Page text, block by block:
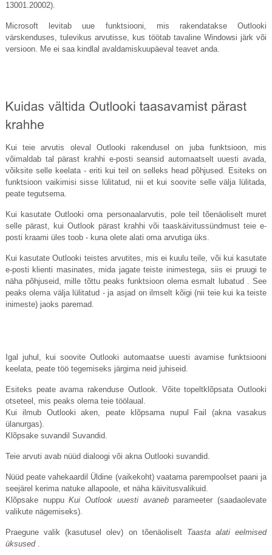
13001.20002).
Microsoft levitab uue funktsiooni, mis rakendatakse Outlooki
värskenduses, tulevikus arvutisse, kus töötab tavaline Windowsi järk või
versioon. Me ei saa kindlal avaldamiskuupäeval teavet anda.
Kui teie arvutis oleval Outlooki rakendusel on juba funktsioon, mis
võimaldab tal pärast krahhi e-posti seansid automaatselt uuesti avada,
võiksite selle keelata - eriti kui teil on selleks head põhjused. Esiteks on
funktsioon vaikimisi sisse lülitatud, nii et kui soovite selle välja lülitada,
peate tegutsema.
Kui kasutate Outlooki oma personaalarvutis, pole teil tõenäoliselt muret
selle pärast, kui Outlook pärast krahhi või taaskäivitussündmust teie e-
posti kraami üles toob - kuna olete alati oma arvutiga üks.
Kui kasutate Outlooki teistes arvutites, mis ei kuulu teile, või kui kasutate
e-posti klienti masinates, mida jagate teiste inimestega, siis ei pruugi te
näha põhjuseid, mille tõttu peaks funktsioon olema esmalt lubatud . See
peaks olema välja lülitatud - ja asjad on ilmselt kõigi (nii teie kui ka teiste
inimeste) jaoks paremad.
Igal juhul, kui soovite Outlooki automaatse uuesti avamise funktsiooni
keelata, peate töö tegemiseks järgima neid juhiseid.
Esiteks peate avama rakenduse Outlook. Võite topeltklõpsata Outlooki
otseteel, mis peaks olema teie töölaual.
Kui ilmub Outlooki aken, peate klõpsama nupul Fail (akna vasakus
ülanurgas).
Klõpsake suvandil Suvandid.
Teie arvuti avab nüüd dialoogi või akna Outlooki suvandid.
Nüüd peate vahekaardil Üldine (vaikekoht) vaatama parempoolset paani ja
seejärel kerima natuke allapoole, et näha käivitusvalikuid.
Klõpsake nuppuKui Outlook uuesti avanebparameeter (saadaolevate
valikute nägemiseks).
Praegune valik (kasutusel olev) on tõenäoliselt Taasta alati eelmised
üksused.